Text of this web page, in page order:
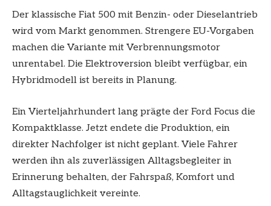
Der klassische Fiat 500 mit Benzin- oder Dieselantrieb
wird vom Markt genommen. Strengere EU-Vorgaben
machen die Variante mit Verbrennungsmotor
unrentabel. Die Elektroversion bleibt verfügbar, ein
Hybridmodell ist bereits in Planung.
Ein Vierteljahrhundert lang prägte der Ford Focus die
Kompaktklasse. Jetzt endete die Produktion, ein
direkter Nachfolger ist nicht geplant. Viele Fahrer
werden ihn als zuverlässigen Alltagsbegleiter in
Erinnerung behalten, der Fahrspaß, Komfort und
Alltagstauglichkeit vereinte.